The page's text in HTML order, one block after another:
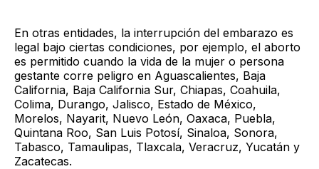
En otras entidades, la interrupción del embarazo es
legal bajo ciertas condiciones, por ejemplo, el aborto
es permitido cuando la vida de la mujer o persona
gestante corre peligro en Aguascalientes, Baja
California, Baja California Sur, Chiapas, Coahuila,
Colima, Durango, Jalisco, Estado de México,
Morelos, Nayarit, Nuevo León, Oaxaca, Puebla,
Quintana Roo, San Luis Potosí, Sinaloa, Sonora,
Tabasco, Tamaulipas, Tlaxcala, Veracruz, Yucatán y
Zacatecas.